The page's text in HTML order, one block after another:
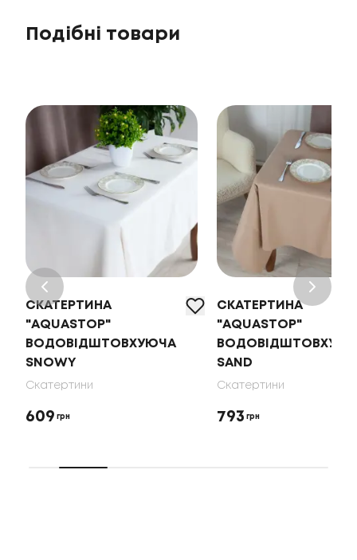
Подібні товари
СКАТЕРТИНА
"AQUASTOP"
ВОДОВІДШТОВХУЮЧА
SNOWY
Скатертини
609 грн
СКАТЕРТИНА
"AQUASTOP"
SAND
Скатертини
793 грн